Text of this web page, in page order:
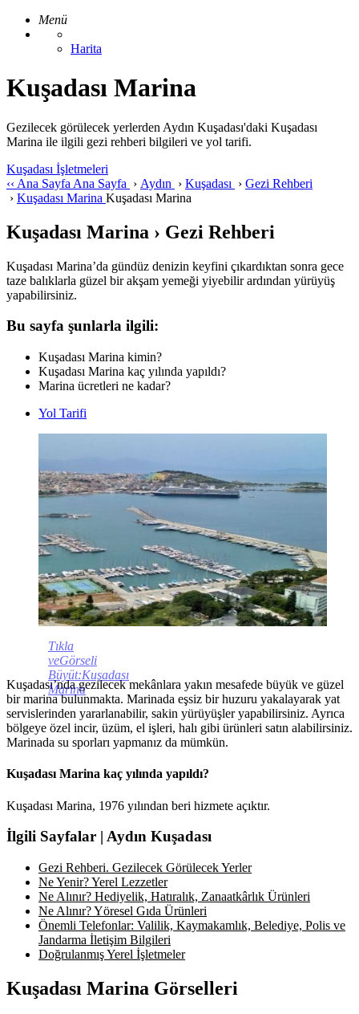
Menü
Harita
Kuşadası Marina
Gezilecek görülecek yerlerden Aydın Kuşadası'daki Kuşadası
Marina ile ilgili gezi rehberi bilgileri ve yol tarifi.
Kuşadası İşletmeleri
‹‹ Ana Sayfa Ana Sayfa › Aydın › Kuşadası › Gezi Rehberi
› Kuşadası Marina Kuşadası Marina
Kuşadası Marina › Gezi Rehberi
Kuşadası Marina’da gündüz denizin keyfini çıkardıktan sonra gece
taze balıklarla güzel bir akşam yemeği yiyebilir ardından yürüyüş
yapabilirsiniz.
Bu sayfa şunlarla ilgili:
Kuşadası Marina kimin?
Kuşadası Marina kaç yılında yapıldı?
Marina ücretleri ne kadar?
Yol Tarifi
Tıkla
veGörseli
Büyüt:Kuşadası
Marina
Kuşadası’nda gezilecek mekânlara yakın mesafede büyük ve güzel
bir marina bulunmakta. Marinada eşsiz bir huzuru yakalayarak yat
servislerinden yararlanabilir, sakin yürüyüşler yapabilirsiniz. Ayrıca
bölgeye özel incir, üzüm, el işleri, halı gibi ürünleri satın alabilirsiniz.
Marinada su sporları yapmanız da mümkün.
Kuşadası Marina kaç yılında yapıldı?
Kuşadası Marina, 1976 yılından beri hizmete açıktır.
İlgili Sayfalar | Aydın Kuşadası
Gezi Rehberi. Gezilecek Görülecek Yerler
Ne Yenir? Yerel Lezzetler
Ne Alınır? Hediyelik, Hatıralık, Zanaatkârlık Ürünleri
Ne Alınır? Yöresel Gıda Ürünleri
Önemli Telefonlar: Valilik, Kaymakamlık, Belediye, Polis ve
Jandarma İletişim Bilgileri
Doğrulanmış Yerel İşletmeler
Kuşadası Marina Görselleri